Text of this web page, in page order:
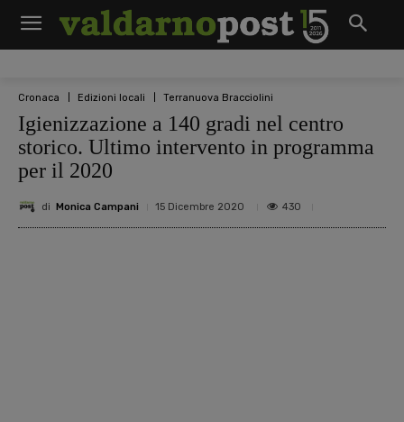
Cronaca Edizioni locali Terranuova Bracciolini
Igienizzazione a 140 gradi nel centro
storico. Ultimo intervento in programma
per il 2020
di Monica Campani 15 Dicembre 2020 430